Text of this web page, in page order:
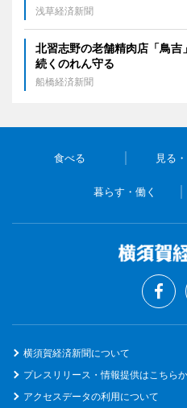
浅草経済新聞
北習志野の老舗精肉店「鳥
続くのれん守る
船橋経済新聞
食べる 見る
暮らす・働く
横須賀経済新聞について
プレスリリース・情報提供はこちら
アクセスデータの利用について